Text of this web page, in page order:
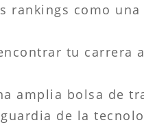
rankings como
tu carrera
amplia bolsa de
de la